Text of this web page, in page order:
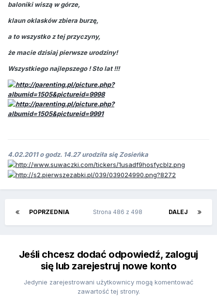
baloniki wiszą w górze,
klaun oklasków zbiera burzę,
a to wszystko z tej przyczyny,
że macie dzisiaj pierwsze urodziny!
Wszystkiego najlepszego ! Sto lat !!!
4.02.2011 o godz. 14.27 urodziła się Zosieńka
POPRZEDNIA DALEJ
Strona 486 z 498
Jeśli chcesz dodać odpowiedź, zaloguj
się lub zarejestruj nowe konto
Jedynie zarejestrowani użytkownicy mogą komentować
zawartość tej strony.